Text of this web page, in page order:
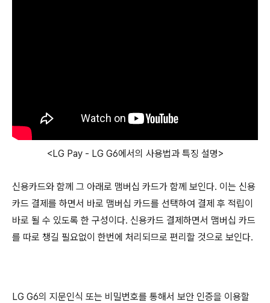
<LG Pay - LG G6에서의 사용법과 특징 설명>
신용카드와 함께 그 아래로 맴버십 카드가 함께 보인다. 이는 신용
카드 결제를 하면서 바로 맴버십 카드를 선택하여 결제 후 적립이
바로 될 수 있도록 한 구성이다. 신용카드 결제하면서 맴버십 카드
를 따로 챙길 필요없이 한번에 처리되므로 편리할 것으로 보인다.
LG G6의 지문인식 또는 비밀번호를 통해서 보안 인증을 이용할